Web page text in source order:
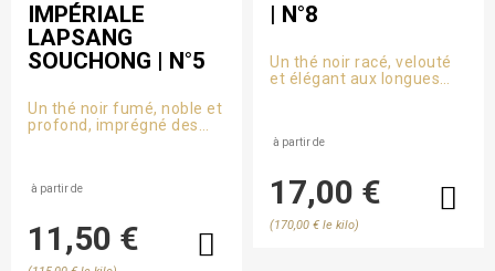
IMPÉRIALE
LAPSANG
SOUCHONG | N°5
Un thé noir fumé, noble et
profond, imprégné des
à partir de
11,50 €
| N°8
Un thé noir racé, velouté
et élégant aux longues
des hautes terres
à partir de
17,00 €
(170,00 € le kilo)